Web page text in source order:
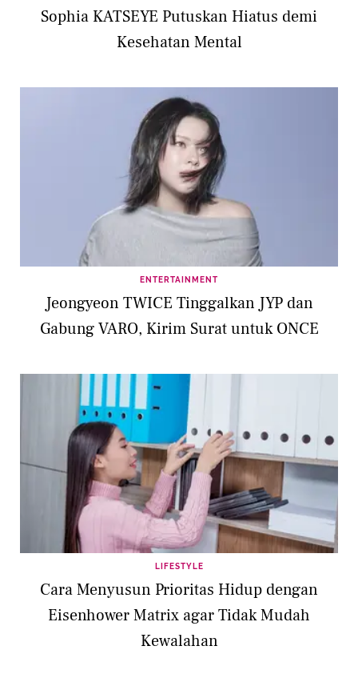
Sophia KATSEYE Putuskan Hiatus demi
Kesehatan Mental
ENTERTAINMENT
Jeongyeon TWICE Tinggalkan JYP dan
Gabung VARO, Kirim Surat untuk ONCE
LIFESTYLE
Cara Menyusun Prioritas Hidup dengan
Eisenhower Matrix agar Tidak Mudah
Kewalahan